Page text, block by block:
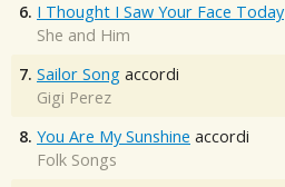
6. I Thought I Saw Your Face Today
She and Him
7. Sailor Song accordi
Gigi Perez
8. You Are My Sunshine accordi
Folk Songs